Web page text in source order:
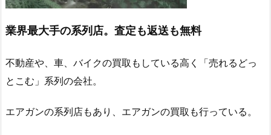
業界最大手の系列店。査定も返送も無料
不動産や、車、バイクの買取もしている高く「売れるどっ
とこむ」系列の会社。
エアガンの系列店もあり、エアガンの買取も行っている。